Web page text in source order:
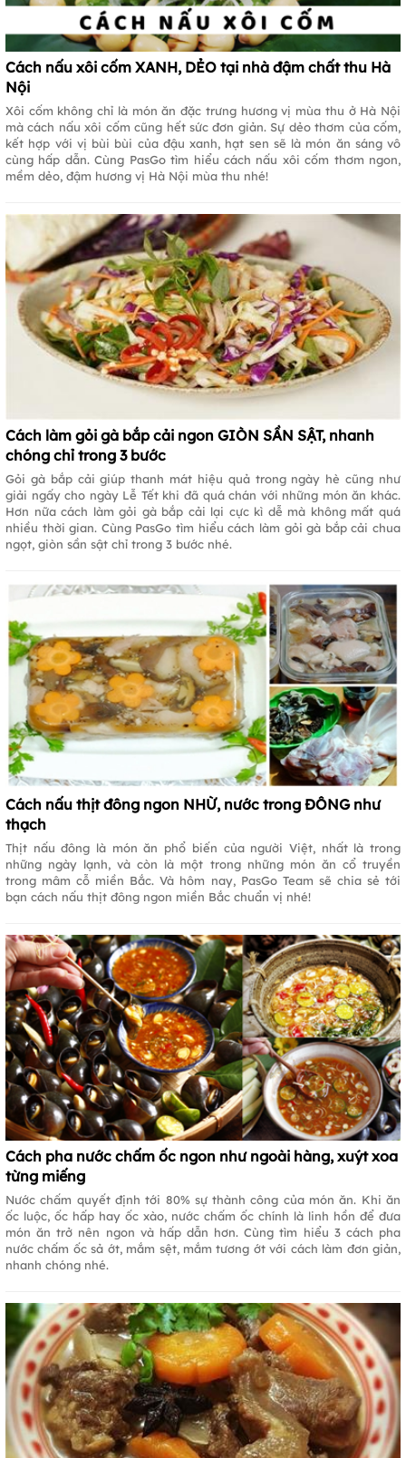
Cách nấu xôi cốm XANH, DẺO tại nhà đậm chất thu Hà
Nội
Xôi cốm không chỉ là món ăn đặc trưng hương vị mùa thu ở Hà Nội
mà cách nấu xôi cốm cũng hết sức đơn giản. Sự dẻo thơm của cốm,
kết hợp với vị bùi bùi của đậu xanh, hạt sen sẽ là món ăn sáng vô
cùng hấp dẫn. Cùng PasGo tìm hiểu cách nấu xôi cốm thơm ngon,
mềm dẻo, đậm hương vị Hà Nội mùa thu nhé!
Cách làm gỏi gà bắp cải ngon GIÒN SẦN SẬT, nhanh
chóng chỉ trong 3 bước
Gỏi gà bắp cải giúp thanh mát hiệu quả trong ngày hè cũng như
giải ngấy cho ngày Lễ Tết khi đã quá chán với những món ăn khác.
Hơn nữa cách làm gỏi gà bắp cải lại cực kì dễ mà không mất quá
nhiều thời gian. Cùng PasGo tìm hiểu cách làm gỏi gà bắp cải chua
ngọt, giòn sần sật chỉ trong 3 bước nhé.
Cách nấu thịt đông ngon NHỪ, nước trong ĐÔNG như
thạch
Thịt nấu đông là món ăn phổ biến của người Việt, nhất là trong
những ngày lạnh, và còn là một trong những món ăn cổ truyền
trong mâm cỗ miền Bắc. Và hôm nay, PasGo Team sẽ chia sẻ tới
bạn cách nấu thịt đông ngon miền Bắc chuẩn vị nhé!
Cách pha nước chấm ốc ngon như ngoài hàng, xuýt xoa
từng miếng
Nước chấm quyết định tới 80% sự thành công của món ăn. Khi ăn
ốc luộc, ốc hấp hay ốc xào, nước chấm ốc chính là linh hồn để đưa
món ăn trở nên ngon và hấp dẫn hơn. Cùng tìm hiểu 3 cách pha
nước chấm ốc sả ớt, mắm sệt, mắm tương ớt với cách làm đơn giản,
nhanh chóng nhé.